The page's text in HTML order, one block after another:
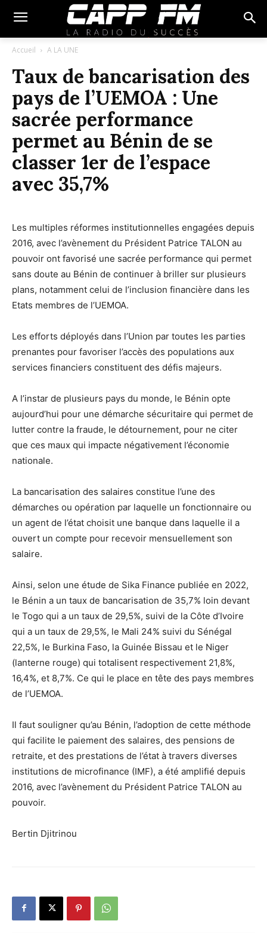
Accueil A LA UNE
Taux de bancarisation des
pays de l’UEMOA : Une
sacrée performance
permet au Bénin de se
classer 1er de l’espace
avec 35,7%
Les multiples réformes institutionnelles engagées depuis
2016, avec l’avènement du Président Patrice TALON au
pouvoir ont favorisé une sacrée performance qui permet
sans doute au Bénin de continuer à briller sur plusieurs
plans, notamment celui de l’inclusion financière dans les
Etats membres de l’UEMOA.
Les efforts déployés dans l’Union par toutes les parties
prenantes pour favoriser l’accès des populations aux
services financiers constituent des défis majeurs.
A l’instar de plusieurs pays du monde, le Bénin opte
aujourd’hui pour une démarche sécuritaire qui permet de
lutter contre la fraude, le détournement, pour ne citer
que ces maux qui impacte négativement l’économie
nationale.
La bancarisation des salaires constitue l’une des
démarches ou opération par laquelle un fonctionnaire ou
un agent de l’état choisit une banque dans laquelle il a
ouvert un compte pour recevoir mensuellement son
salaire.
Ainsi, selon une étude de Sika Finance publiée en 2022,
le Bénin a un taux de bancarisation de 35,7% loin devant
le Togo qui a un taux de 29,5%, suivi de la Côte d’Ivoire
qui a un taux de 29,5%, le Mali 24% suivi du Sénégal
22,5%, le Burkina Faso, la Guinée Bissau et le Niger
(lanterne rouge) qui totalisent respectivement 21,8%,
16,4%, et 8,7%. Ce qui le place en tête des pays membres
de l’UEMOA.
Il faut souligner qu’au Bénin, l’adoption de cette méthode
qui facilite le paiement des salaires, des pensions de
retraite, et des prestations de l’état à travers diverses
institutions de microfinance (IMF), a été amplifié depuis
2016, avec l’avènement du Président Patrice TALON au
pouvoir.
Bertin Djitrinou